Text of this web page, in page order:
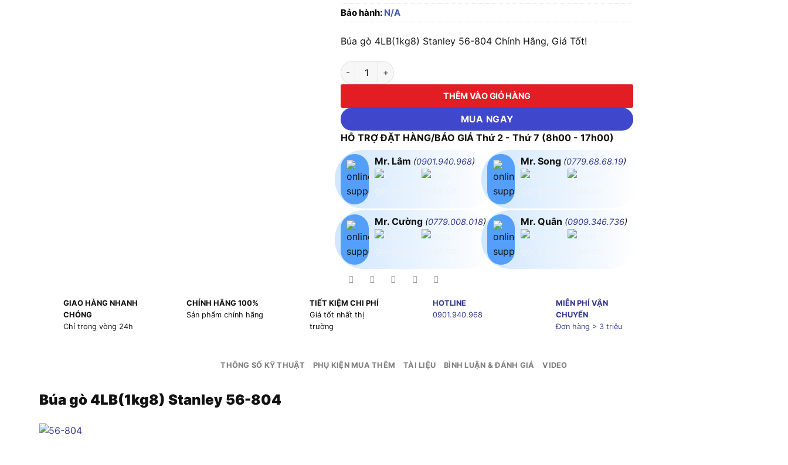
Bảo hành: N/A
Búa gò 4LB(1kg8) Stanley 56-804 Chính Hãng, Giá Tốt!
Búa gò 4LB(1kg8) Stanley 56-804 số lượng
THÊM VÀO GIỎ HÀNG
MUA NGAY
HỖ TRỢ ĐẶT HÀNG/BÁO GIÁ Thứ 2 - Thứ 7 (8h00 - 17h00)
Mr. Lâm (0901.940.968)
Mr. Cường (0779.008.018)
Mr. Song (0779.68.68.19)
Mr. Quân (0909.346.736)
GIAO HÀNG NHANH
CHÓNG
Chỉ trong vòng 24h
CHÍNH HÃNG 100%
Sản phẩm chính hãng
TIẾT KIỆM CHI PHÍ
Giá tốt nhất thị
trường
HOTLINE
0901.940.968
MIỄN PHÍ VẬN
CHUYỂN
Đơn hàng > 3 triệu
THÔNG SỐ KỸ THUẬT PHỤ KIỆN MUA THÊM TÀI LIỆU BÌNH LUẬN & ĐÁNH GIÁ VIDEO
Búa gò 4LB(1kg8) Stanley 56-804